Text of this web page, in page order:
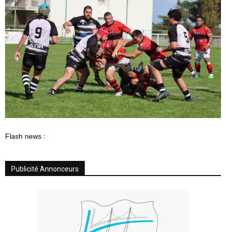
Flash news :
Publicité Annonceurs